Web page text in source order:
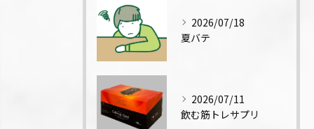
2026/07/18
夏バテ
2026/07/11
飲む筋トレサプリ